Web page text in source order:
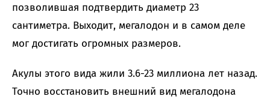
позволившая подтвердить диаметр 23
сантиметра. Выходит, мегалодон и в самом деле
мог достигать огромных размеров.
Акулы этого вида жили 3.6-23 миллиона лет назад.
Точно восстановить внешний вид мегалодона